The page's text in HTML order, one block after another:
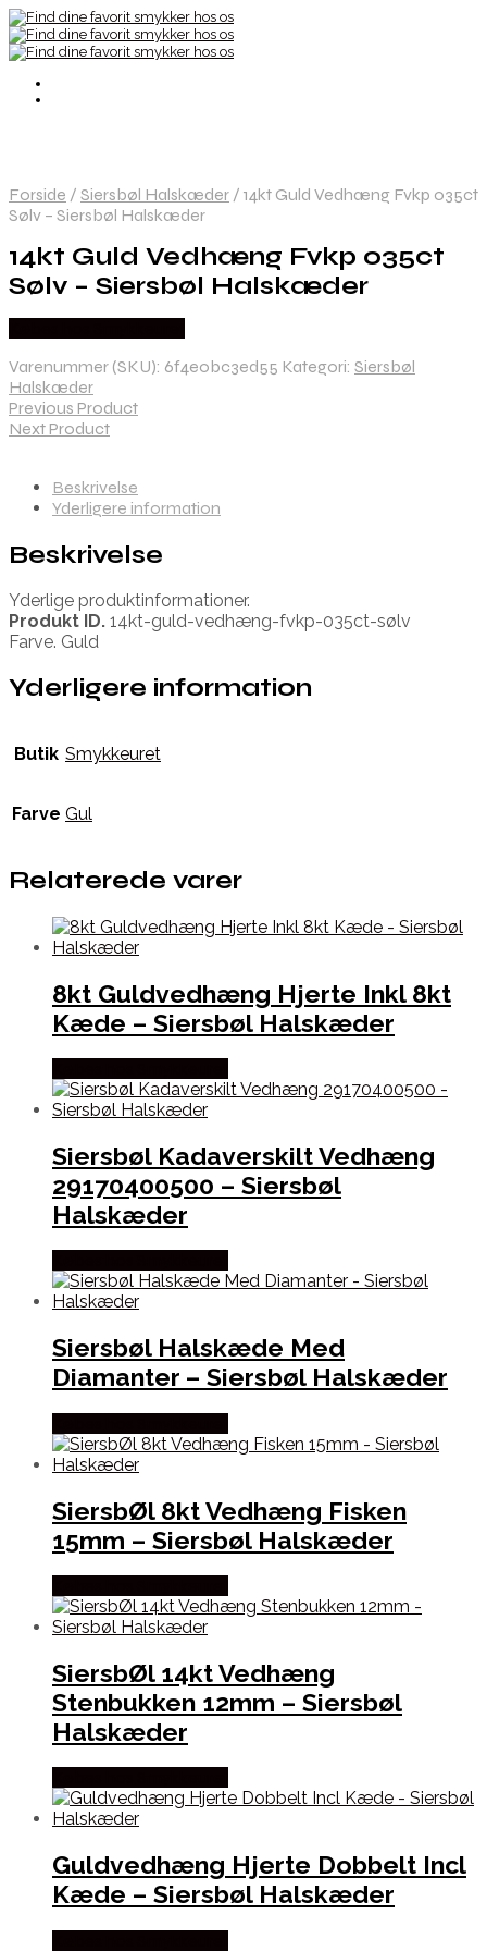
Forside / Siersbøl Halskæder / 14kt Guld Vedhæng Fvkp 035ct
Sølv – Siersbøl Halskæder
14kt Guld Vedhæng Fvkp 035ct
Sølv – Siersbøl Halskæder
Varenummer (SKU): 6f4e0bc3ed55 Kategori: Siersbøl
Halskæder
Previous Product
Next Product
Beskrivelse
Yderligere information
Beskrivelse
Yderlige produktinformationer.
Produkt ID. 14kt-guld-vedhæng-fvkp-035ct-sølv
Farve. Guld
Yderligere information
Butik Smykkeuret
Farve Gul
Relaterede varer
8kt Guldvedhæng Hjerte Inkl 8kt
Kæde – Siersbøl Halskæder
Siersbøl Kadaverskilt Vedhæng
29170400500 – Siersbøl
Halskæder
Siersbøl Halskæde Med
Diamanter – Siersbøl Halskæder
SiersbØl 8kt Vedhæng Fisken
15mm – Siersbøl Halskæder
SiersbØl 14kt Vedhæng
Stenbukken 12mm – Siersbøl
Halskæder
Guldvedhæng Hjerte Dobbelt Incl
Kæde – Siersbøl Halskæder